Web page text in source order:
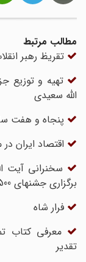
مطالب مرتبط
تقریظ رهبر
تهیه و توزیع
الله سعیدی
پنجاه و هفت
اقتصاد ایران در
برگزاری جشنهای 2500 ساله
فرار شاه
معرفی کتاب
تقدیر